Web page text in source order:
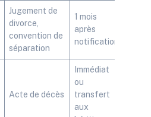
Jugement de
divorce,
convention de
séparation
1 mois
après
notification
Acte de décès
Immédiat
ou
transfert
aux